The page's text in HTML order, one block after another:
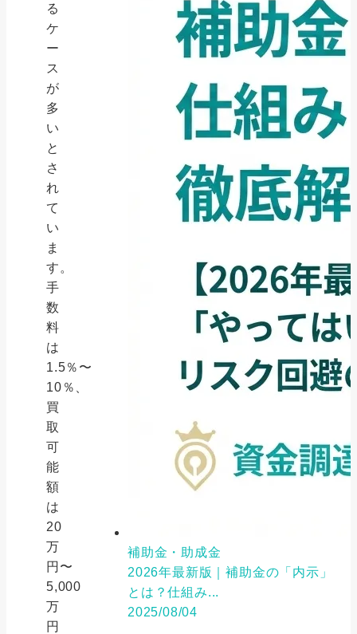
る
ケ
ー
ス
が
多
い
と
さ
れ
て
い
ま
す。
手
数
料
は
1.5％〜
10％、
買
取
可
能
額
は
20
万
円〜
5,000
万
円
補助金・助成金
2026年最新版｜補助金の「内示」
とは？仕組み...
2025/08/04